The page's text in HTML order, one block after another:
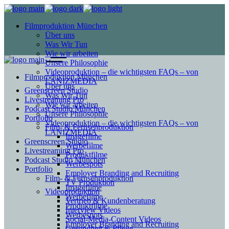
Filmproduktion München
Über uns
Was Wir Tun
Wie wir arbeiten
Unsere Philosophie
Videoproduktion – die wichtigsten FAQs – von
LANIZMEDIA
Greenscreen Studio
Livestreaming Pro
Podcast Studio München
Portfolio
Film- & Fernsehproduktion
Imagefilme
Werbefilme
Produktfilme
Werbespots
Employer Branding and Recruiting
TV Produktion
Videoproduktion
Vertrieb & Kundenberatung
Interview Videos
Social-Media-Content Videos
Filmproduktion München
Über uns
Was Wir Tun
Wie wir arbeiten
Unsere Philosophie
Videoproduktion – die wichtigsten FAQs – von
LANIZMEDIA
Greenscreen Studio
Livestreaming Pro
Podcast Studio München
Portfolio
Film- & Fernsehproduktion
Imagefilme
Werbefilme
Produktfilme
Werbespots
Employer Branding and Recruiting